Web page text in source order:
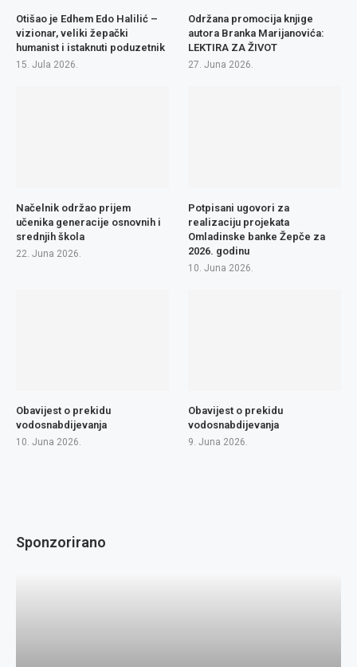
Otišao je Edhem Edo Halilić –
vizionar, veliki žepački
humanist i istaknuti poduzetnik
15. Jula 2026.
Održana promocija knjige
autora Branka Marijanovića:
LEKTIRA ZA ŽIVOT
27. Juna 2026.
Načelnik održao prijem
učenika generacije osnovnih i
srednjih škola
22. Juna 2026.
Potpisani ugovori za
realizaciju projekata
Omladinske banke Žepče za
2026. godinu
10. Juna 2026.
Obavijest o prekidu
vodosnabdijevanja
10. Juna 2026.
Obavijest o prekidu
vodosnabdijevanja
9. Juna 2026.
Sponzorirano